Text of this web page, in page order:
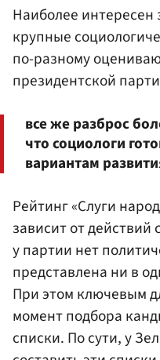
Наиболее интересен
крупные
по-разному
президентской
все же разброс
что социологи
вариантам
Рейтинг «Слуги
зависит от действий
у партии нет
представлена ни в
При этом ключевым
момент подбора
списки. По сути, у